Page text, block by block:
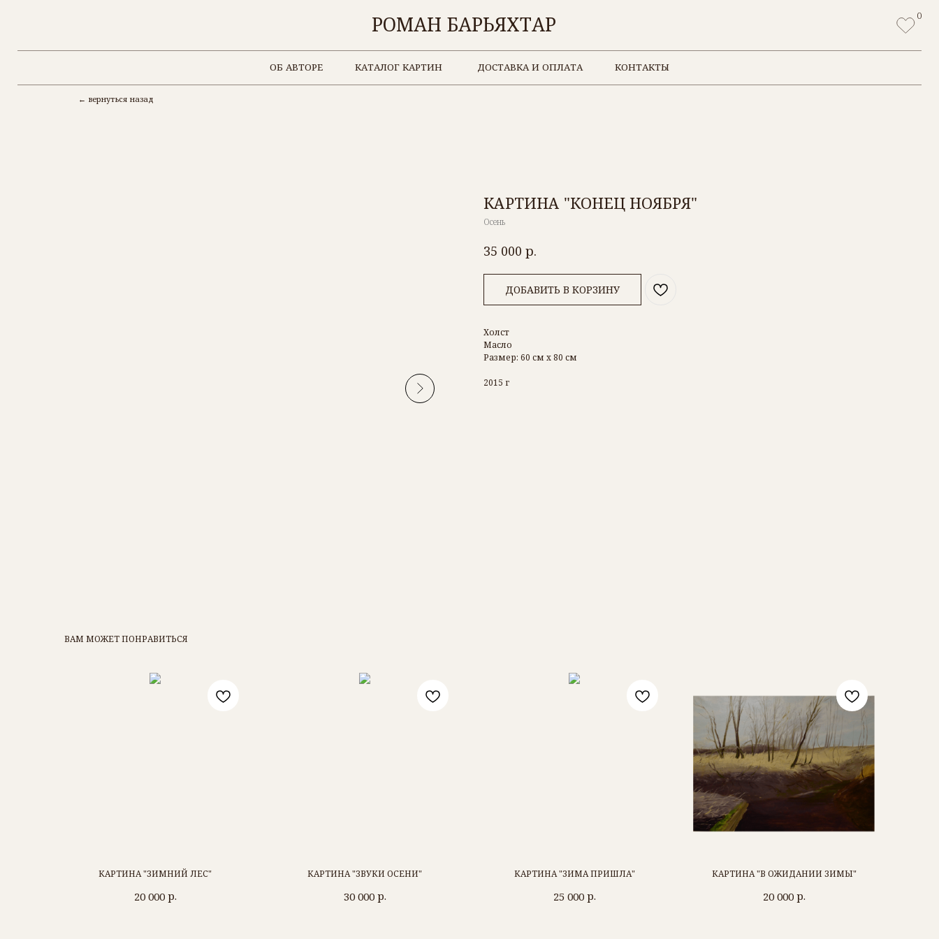
РОМАН БАРЬЯХТАР
← вернуться назад
КАРТИНА "КОНЕЦ НОЯБРЯ"
Осень
35 000 р.
ДОБАВИТЬ В КОРЗИНУ
Холст
Масло
Размер: 60 см х 80 см
2015 г
ВАМ МОЖЕТ ПОНРАВИТЬСЯ
КАРТИНА "ЗИМНИЙ ЛЕС"
20 000 р.
КАРТИНА "ЗВУКИ ОСЕНИ"
30 000 р.
КАРТИНА "ЗИМА ПРИШЛА"
25 000 р.
КАРТИНА "В ОЖИДАНИИ ЗИМЫ"
20 000 р.
РОМАН БАРЬЯХТАР